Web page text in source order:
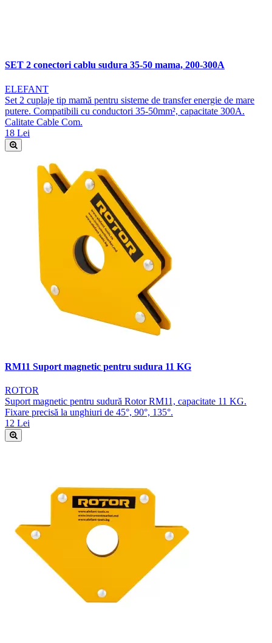
SET 2 conectori cablu sudura 35-50 mama, 200-300A
ELEFANT
Set 2 cuplaje tip mamă pentru sisteme de transfer energie de mare
putere. Compatibili cu conductori 35-50mm², capacitate 300A.
Calitate Cable Com.
18 Lei
RM11 Suport magnetic pentru sudura 11 KG
ROTOR
Suport magnetic pentru sudură Rotor RM11, capacitate 11 KG.
Fixare precisă la unghiuri de 45°, 90°, 135°.
12 Lei